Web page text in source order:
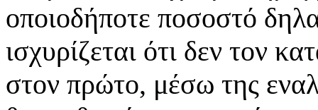
οποιοδήποτε ποσοστό
ισχυρίζεται ότι δεν τον
στον πρώτο, μέσω της